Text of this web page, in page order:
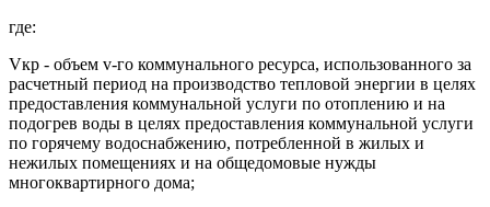
где:
Vкр - объем v-го коммунального ресурса, использованного за
расчетный период на производство тепловой энергии в целях
предоставления коммунальной услуги по отоплению и на
подогрев воды в целях предоставления коммунальной услуги
по горячему водоснабжению, потребленной в жилых и
нежилых помещениях и на общедомовые нужды
многоквартирного дома;